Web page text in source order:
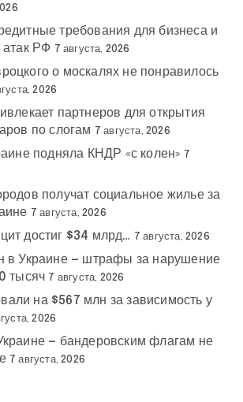
требования для бизнеса и
атак РФ 7 августа, 2026
о москалях не понравилось
2026
партнеров для открытия
по слогам
7 августа, 2026
подняла КНДР «с колен» 7
получат социальное жилье за
7 августа, 2026
достиг $34 млрд… 7 августа, 2026
в Украине — штрафы за нарушение
тысяч 7 августа, 2026
на $567 млн за зависимость у
2026
— бандеровским флагам не
7 августа, 2026